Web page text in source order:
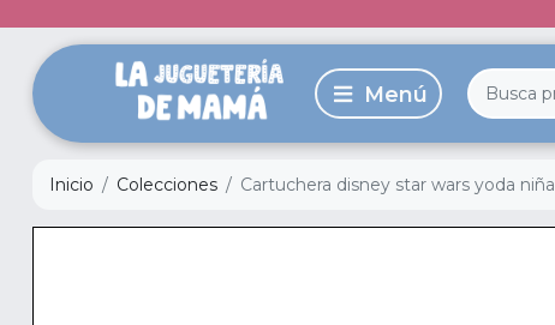
Inicio Colecciones Cartuchera disney star wars yoda niña